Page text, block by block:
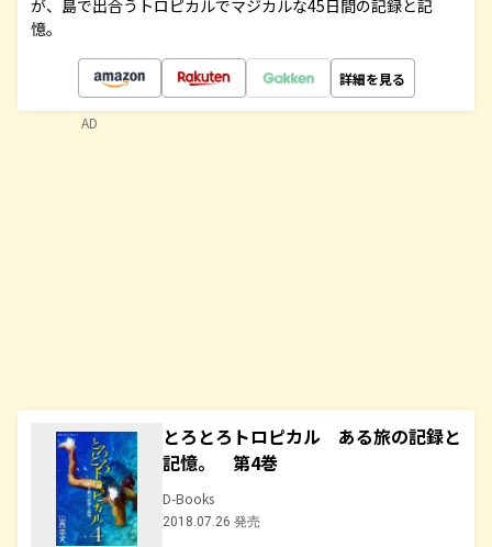
が、島で出合うトロピカルでマジカルな45日間の記録と記
憶。
詳細を見る
とろとろトロピカル ある旅の記録と
記憶。 第4巻
D-Books
2018.07.26 発売
AD